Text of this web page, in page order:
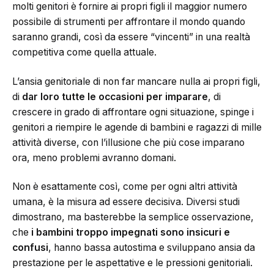
molti genitori è fornire ai propri figli il maggior numero
possibile di strumenti per affrontare il mondo quando
saranno grandi, così da essere “vincenti” in una realtà
competitiva come quella attuale.
L’ansia genitoriale di non far mancare nulla ai propri figli,
di dar loro tutte le occasioni per imparare, di
crescere in grado di affrontare ogni situazione, spinge i
genitori a riempire le agende di bambini e ragazzi di mille
attività diverse, con l’illusione che più cose imparano
ora, meno problemi avranno domani.
Non è esattamente così, come per ogni altri attività
umana, è la misura ad essere decisiva. Diversi studi
dimostrano, ma basterebbe la semplice osservazione,
che i bambini troppo impegnati sono insicuri e
confusi, hanno bassa autostima e sviluppano ansia da
prestazione per le aspettative e le pressioni genitoriali.